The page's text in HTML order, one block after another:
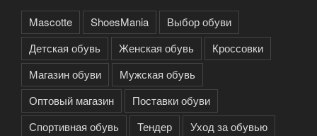
Mascotte ShoesMania
Выбор обуви
Детская обувь
Женская обувь
Кроссовки
Магазин обуви
Мужская обувь
Оптовый магазин
Поставки обуви
Спортивная обувь
Тендер Уход за обувью